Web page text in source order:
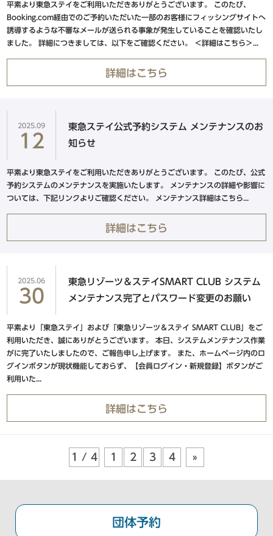
金沢・岐阜エリア
京都・大阪エリア
東急ステイ大阪本町
東急ステイ京都阪井座(四条河原町)
東急ステイ京都三条烏丸
HANARE by Tokyu Stay
中四国エリア
東急ステイメルキュール広島
（2026年5月オープン）【外部リンク】
東急ステイメルキュール広島の
東急ステイ福岡天神
平素より東急ステイをご利用いただきありがとうございます。 このたび、
Booking.com経由でのご予約いただいた一部のお客様にフィッシングサイトへ
誘導するような不審なメールが送られる事象が発生していることを確認いたし
ました。 詳細につきましては、以下をご確認ください。 ＜詳細はこちら＞...
詳細はこちら
2025.09
12
東急ステイ公式予約システム メンテナンスのお
知らせ
平素より東急ステイをご利用いただきありがとうございます。 このたび、公式
予約システムのメンテナンスを実施いたします。 メンテナンスの詳細や影響に
ついては、下記リンクよりご確認ください。 メンテナンス詳細はこちら...
詳細はこちら
2025.06
30
東急リゾーツ＆ステイSMART CLUB システム
メンテナンス完了とパスワード変更のお願い
平素より「東急ステイ」および「東急リゾーツ＆ステイ SMART CLUB」をご
利用いただき、誠にありがとうございます。 本日、システムメンテナンス作業
がに完了いたしましたので、ご報告申し上げます。 また、ホームページ内のロ
グインボタンが現状機能しておらず、【会員ログイン・新規登録】ボタンがご
利用いた...
詳細はこちら
1 / 4 1 2 3 4 »
団体予約